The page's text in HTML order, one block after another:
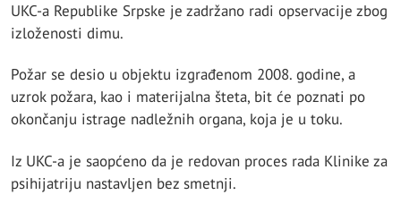
UKC-a Republike Srpske je zadržano radi opservacije zbog
izloženosti dimu.
Požar se desio u objektu izgrađenom 2008. godine, a
uzrok požara, kao i materijalna šteta, bit će poznati po
okončanju istrage nadležnih organa, koja je u toku.
Iz UKC-a je saopćeno da je redovan proces rada Klinike za
psihijatriju nastavljen bez smetnji.